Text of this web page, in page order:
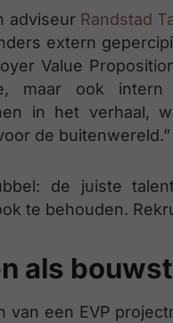
adviseur Randstad
extern
Value
maar ook
in het verhaal,
de buitenwereld.”
de juiste
te behouden.
als
van een EVP